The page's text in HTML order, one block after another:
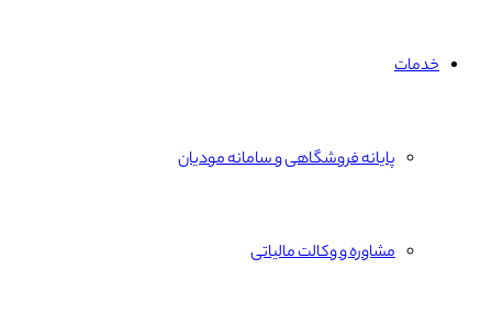
خدمات
پایانه فروشگاهی و سامانه مودیان
مشاوره و وکالت مالیاتی